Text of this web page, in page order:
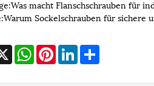
Was macht Flanschschrauben für
Warum Sockelschrauben für sichere
X WhatsAppPinterestLinkedIn